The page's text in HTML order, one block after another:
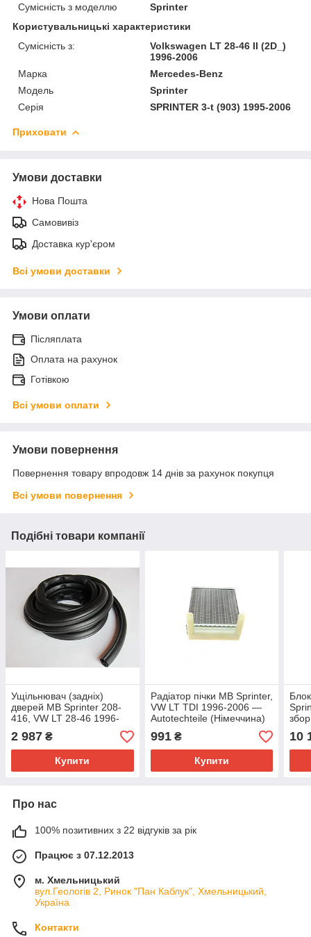
Сумісність з моделлю
Sprinter
Користувальницькі характеристики
Сумісність з:
Volkswagen LT 28-46 II (2D_)
1996-2006
Марка
Mercedes-Benz
Модель
Sprinter
Серія
SPRINTER 3-t (903) 1995-2006
Приховати
Умови доставки
Нова Пошта
Самовивіз
Доставка кур'єром
Всі умови доставки
Умови оплати
Післяплата
Оплата на рахунок
Готівкою
Всі умови оплати
Умови повернення
Повернення товару впродовж 14 днів за рахунок покупця
Всі умови повернення
Подібні товари компанії
Ущільнювач (задніх)
дверей MB Sprinter 208-
416, VW LT 28-46 1996-
2006 — Autotechteile
(Німеччина) — 100 6920
2 987 ₴
Купити
Радіатор пічки MB Sprinter,
VW LT TDI 1996-2006 —
Autotechteile (Німеччина)
— 100 8347
991₴
Купити
85
10
Про нас
100% позитивних з 22 відгуків за рік
Працює з 07.12.2013
м. Хмельницький
вул.Геологів 2, Ринок "Пан Каблук", Хмельницький,
Україна
Контакти